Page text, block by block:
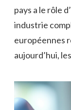
pays a le rôle
industrie
européennes
aujourd’hui,